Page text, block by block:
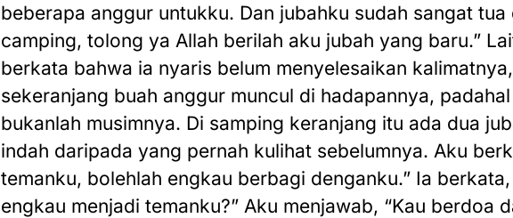
beberapa anggur untukku. Dan jubahku sudah sangat
camping, tolong ya Allah berilah aku jubah yang baru.”
berkata bahwa ia nyaris belum menyelesaikan
sekeranjang buah anggur muncul di hadapannya,
bukanlah musimnya. Di samping keranjang itu ada dua
indah daripada yang pernah kulihat sebelumnya. Aku
temanku, bolehlah engkau berbagi denganku.” Ia berkata,
engkau menjadi temanku?” Aku menjawab, “Kau berdoa